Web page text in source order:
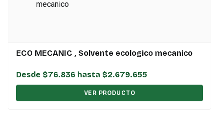
ECO MECANIC , Solvente ecologico mecanico
Desde $76.836 hasta $2.679.655
VER PRODUCTO